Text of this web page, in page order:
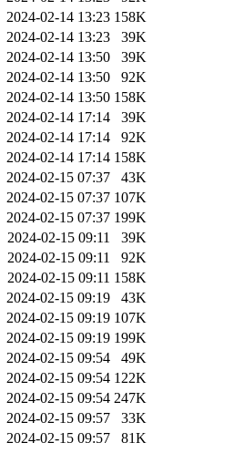
2024-02-14 13:23 158K
2024-02-14 13:23
39K
2024-02-14 13:50
39K
2024-02-14 13:50
92K
2024-02-14 13:50 158K
2024-02-14 17:14
39K
2024-02-14 17:14
92K
2024-02-14 17:14 158K
2024-02-15 07:37
43K
2024-02-15 07:37 107K
2024-02-15 07:37 199K
2024-02-15 09:11
39K
2024-02-15 09:11
92K
2024-02-15 09:11 158K
2024-02-15 09:19
43K
2024-02-15 09:19 107K
2024-02-15 09:19 199K
2024-02-15 09:54
49K
2024-02-15 09:54 122K
2024-02-15 09:54 247K
2024-02-15 09:57
33K
2024-02-15 09:57
81K